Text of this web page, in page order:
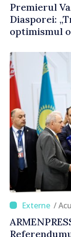
Premierul
Diasporei:
optimismul
corectă”
/